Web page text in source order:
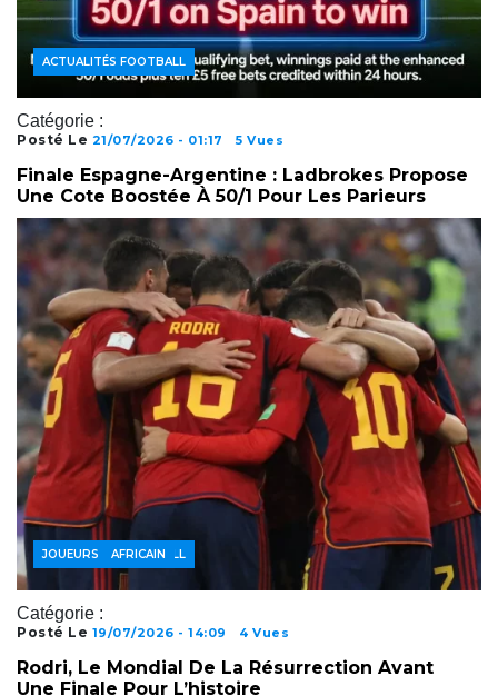
Catégorie :
ACTUALITÉS FOOTBALL
Posté Le 21/07/2026 - 01:17 5 Vues
Finale Espagne-Argentine : Ladbrokes Propose
Une Cote Boostée À 50/1 Pour Les Parieurs
Catégorie :
ACTUALITÉS FOOTBALL
FOOTBALL AFRICAIN
JOUEURS
Posté Le 19/07/2026 - 14:09 4 Vues
Rodri, Le Mondial De La Résurrection Avant
Une Finale Pour L’histoire